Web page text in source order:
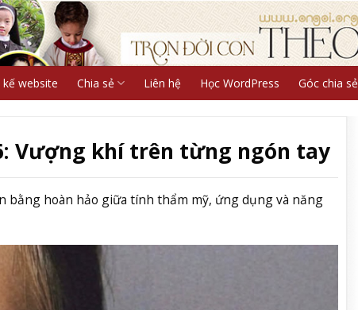
kế website Chia sẻ Liên hệ Học WordPress Góc chia sẻ
Vượng khí trên từng ngón tay
bằng hoàn hảo giữa tính thẩm mỹ, ứng dụng và năng